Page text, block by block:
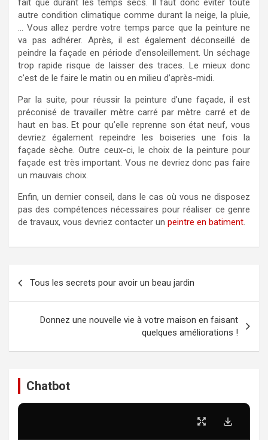
fait que durant les temps secs. Il faut donc éviter toute
autre condition climatique comme durant la neige, la pluie,
… Vous allez perdre votre temps parce que la peinture ne
va pas adhérer. Après, il est également déconseillé de
peindre la façade en période d’ensoleillement. Un séchage
trop rapide risque de laisser des traces. Le mieux donc
c’est de le faire le matin ou en milieu d’après-midi.
Par la suite, pour réussir la peinture d’une façade, il est
préconisé de travailler mètre carré par mètre carré et de
haut en bas. Et pour qu’elle reprenne son état neuf, vous
devriez également repeindre les boiseries une fois la
façade sèche. Outre ceux-ci, le choix de la peinture pour
façade est très important. Vous ne devriez donc pas faire
un mauvais choix.
Enfin, un dernier conseil, dans le cas où vous ne disposez
pas des compétences nécessaires pour réaliser ce genre
de travaux, vous devriez contacter un peintre en batiment.
l’article
Tous les secrets pour avoir un beau jardin
Donnez une nouvelle vie à votre maison en faisant
quelques améliorations !
Chatbot